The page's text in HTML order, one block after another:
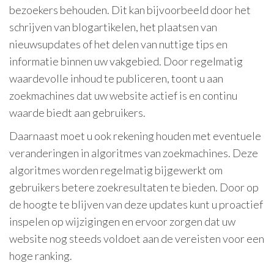
bezoekers behouden. Dit kan bijvoorbeeld door het
schrijven van blogartikelen, het plaatsen van
nieuwsupdates of het delen van nuttige tips en
informatie binnen uw vakgebied. Door regelmatig
waardevolle inhoud te publiceren, toont u aan
zoekmachines dat uw website actief is en continu
waarde biedt aan gebruikers.
Daarnaast moet u ook rekening houden met eventuele
veranderingen in algoritmes van zoekmachines. Deze
algoritmes worden regelmatig bijgewerkt om
gebruikers betere zoekresultaten te bieden. Door op
de hoogte te blijven van deze updates kunt u proactief
inspelen op wijzigingen en ervoor zorgen dat uw
website nog steeds voldoet aan de vereisten voor een
hoge ranking.